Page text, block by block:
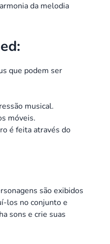
da melodia
que podem ser
musical.
móveis.
é feita através do
são exibidos
los no conjunto e
sons e crie suas